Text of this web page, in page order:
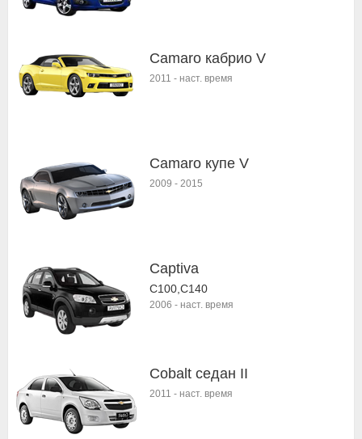
Camaro кабрио V
2011 - наст. время
Camaro купе V
2009 - 2015
Captiva
C100,C140
2006 - наст. время
Cobalt седан II
2011 - наст. время